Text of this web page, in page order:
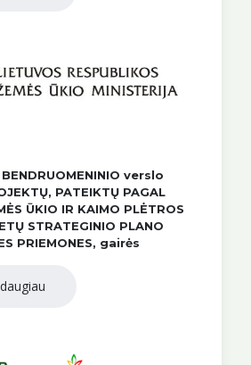
verslo
PATEIKTŲ PAGAL
ŪKIO IR KAIMO PLĖTROS
STRATEGINIO PLANO
PRIEMONES, gairės